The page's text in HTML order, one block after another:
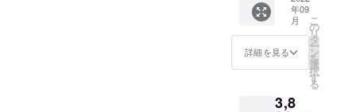
げにも
使用し
ていま
す。鶏
り、
原産国
日本 海
苔の風
味と出
汁の旨
味が強
りま
年09
月
詳細を見る
こ
の
リ
タ
ー
ン
を
選
択
す
る
3,8